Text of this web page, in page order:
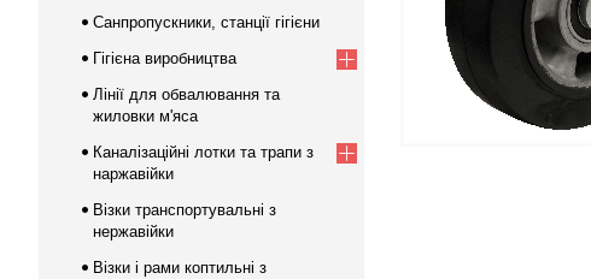
Санпропускники, станції гігієни
Гігієна виробництва
Лінії для обвалювання та
жиловки м'яса
Каналізаційні лотки та трапи з
наржавійки
Візки транспортувальні з
нержавійки
Візки і рами коптильні з